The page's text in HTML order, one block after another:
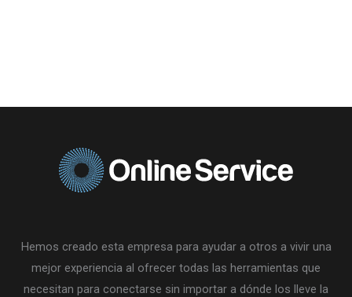
Hemos creado esta empresa para ayudar a otros a vivir una
mejor experiencia al ofrecer todas las herramientas que
necesitan para conectarse sin importar a dónde los lleve la